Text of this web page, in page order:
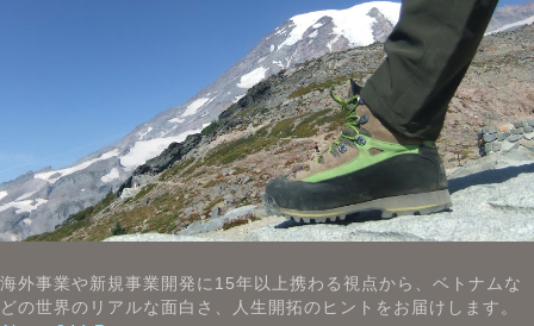
海外事業や新規事業開発に15年以上携わる視点から、ベトナムな
どの世界のリアルな面白さ、人生開拓のヒントをお届けします。